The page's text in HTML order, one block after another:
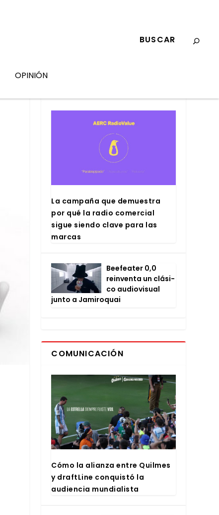
OPINIÓN
La cam­pa­ña que demues­tra
por qué la radio comer­cial
sigue sien­do cla­ve para las
mar­cas
Bee­fea­ter 0,0
rein­ven­ta un clá­si­
co audio­vi­sual
jun­to a Jami­ro­quai
COMUNICACIÓN
Cómo la alian­za entre Quil­mes
y draftLi­ne con­quis­tó la
audien­cia mun­dia­lis­ta